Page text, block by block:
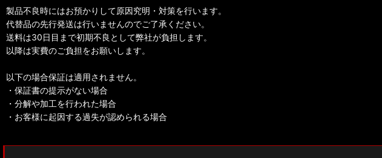
製品不良時にはお預かりして原因究明・対策を行います。
代替品の先行発送は行いませんのでご了承ください。
送料は30日目まで初期不良として弊社が負担します。
以降は実費のご負担をお願いします。
以下の場合保証は適用されません。
・保証書の提示がない場合
・分解や加工を行われた場合
・お客様に起因する過失が認められる場合